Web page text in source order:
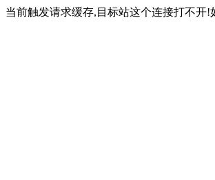
当前触发请求缓存,目标站这个连接打不开